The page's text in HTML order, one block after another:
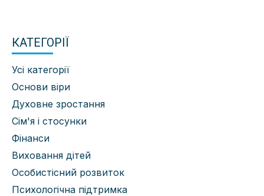
КАТЕГОРІЇ
Усі категорії
Основи віри
Духовне зростання
Сім'я і стосунки
Фінанси
Виховання дітей
Особистісний розвиток
Психологічна підтримка